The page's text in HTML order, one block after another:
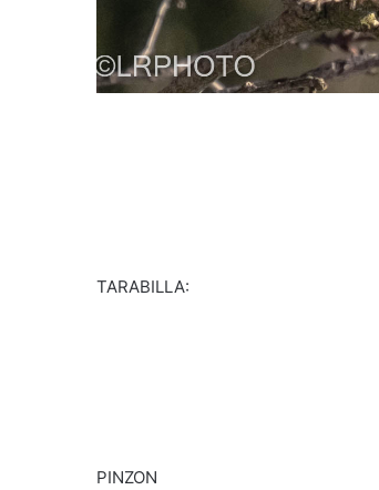
TARABILLA:
PINZON